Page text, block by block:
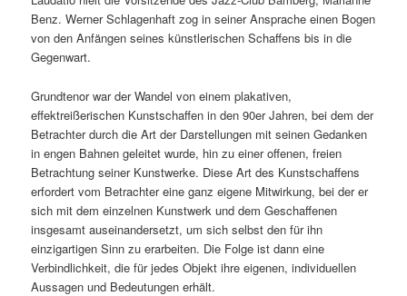
Benz. Werner Schlagenhaft zog in seiner Ansprache einen Bogen
von den Anfängen seines künstlerischen Schaffens bis in die
Gegenwart.
Grundtenor war der Wandel von einem plakativen,
effektreißerischen Kunstschaffen in den 90er Jahren, bei dem der
Betrachter durch die Art der Darstellungen mit seinen Gedanken
in engen Bahnen geleitet wurde, hin zu einer offenen, freien
Betrachtung seiner Kunstwerke. Diese Art des Kunstschaffens
erfordert vom Betrachter eine ganz eigene Mitwirkung, bei der er
sich mit dem einzelnen Kunstwerk und dem Geschaffenen
insgesamt auseinandersetzt, um sich selbst den für ihn
einzigartigen Sinn zu erarbeiten. Die Folge ist dann eine
Verbindlichkeit, die für jedes Objekt ihre eigenen, individuellen
Aussagen und Bedeutungen erhält.